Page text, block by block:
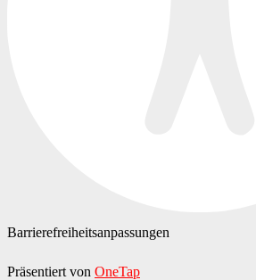
Barrierefreiheitsanpassungen
Präsentiert von OneTap